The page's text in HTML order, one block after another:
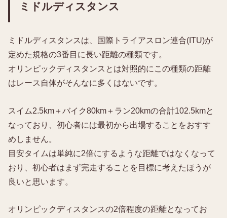
ミドルディスタンス
ミドルディスタンスは、国際トライアスロン連合(ITU)が
定めた規格の3番目に長い距離の種類です。
オリンピックディスタンスとは対照的にこの種類の距離
はレース自体がそんなに多くはないです。
スイム2.5km＋バイク80km＋ラン20kmの合計102.5kmと
なっており、初心者には最初から出場することをおすす
めしません。
目安タイムは単純に2倍にするような距離ではなくなって
おり、初心者はまず完走することを目標に考えたほうが
良いと思います。
オリンピックディスタンスの2倍程度の距離となってお